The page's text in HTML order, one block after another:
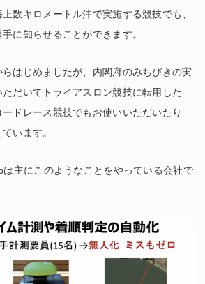
数キロメートル沖で実施する競技でも、
に知らせることができます。
はじめましたが、内閣府のみちびきの実
だいてトライアスロン競技に転用した
ドレース競技でもお使いいただいたり
います。
主にこのようなことをやっている会社で